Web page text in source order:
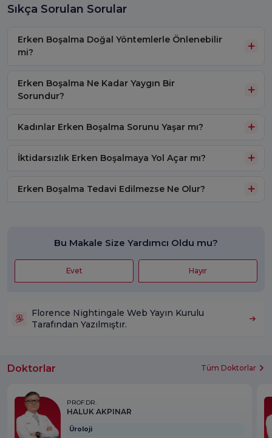
Sıkça Sorulan Sorular
Erken Boşalma Doğal Yöntemlerle Önlenebilir
mi?
Erken Boşalma Ne Kadar Yaygın Bir
Sorundur?
Kadınlar Erken Boşalma Sorunu Yaşar mı?
İktidarsızlık Erken Boşalmaya Yol Açar mı?
Erken Boşalma Tedavi Edilmezse Ne Olur?
Bu Makale Size Yardımcı Oldu mu?
Evet Hayır
Florence Nightingale Web Yayın Kurulu
Tarafından Yazılmıştır.
Doktorlar Tüm Doktorlar
PROF.DR.
HALUK AKPINAR
Üroloji